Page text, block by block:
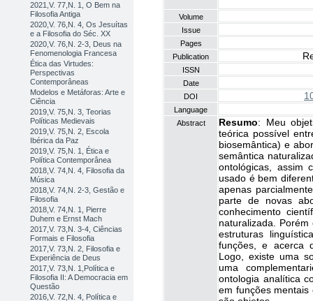
2021,V. 77,N. 1, O Bem na
Filosofia Antiga
2020,V. 76,N. 4, Os Jesuítas
e a Filosofia do Séc. XX
2020,V. 76,N. 2-3, Deus na
Fenomenologia Francesa
Ética das Virtudes:
Perspectivas
Contemporâneas
Modelos e Metáforas: Arte e
Ciência
2019,V. 75,N. 3, Teorias
Políticas Medievais
2019,V. 75,N. 2, Escola
Ibérica da Paz
2019,V. 75,N. 1, Ética e
Política Contemporânea
2018,V. 74,N. 4, Filosofia da
Música
2018,V. 74,N. 2-3, Gestão e
Filosofia
2018,V. 74,N. 1, Pierre
Duhem e Ernst Mach
2017,V. 73,N. 3-4, Ciências
Formais e Filosofia
2017,V. 73,N. 2, Filosofia e
Experiência de Deus
2017,V. 73,N. 1,Política e
Filosofia II: A Democracia em
Questão
2016,V. 72,N. 4, Política e
Volume
Issue
Pages
Publication
ISSN
Date
DOI
Language
Abstract
Resumo: Meu
teórica possível
biosemântica) e
semântica
ontológicas, assim
usado é bem
apenas
parte de novas
conhecimento
naturalizada.
estruturas
funções, e acerca
Logo, existe uma
uma
ontologia analítica
em funções